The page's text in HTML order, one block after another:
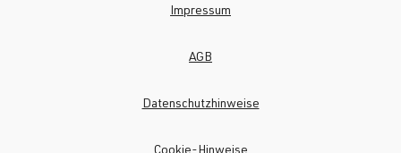
Impressum
AGB
Datenschutzhinweise
Cookie-Hinweise